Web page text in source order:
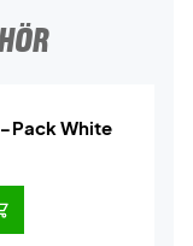
Pack White